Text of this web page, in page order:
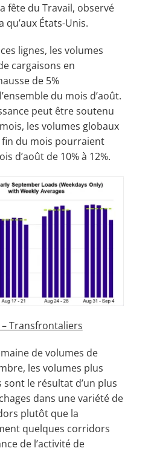
fête du Travail, observé
qu’aux États-Unis.
lignes, les volumes
cargaisons en
de 5%
du mois d’août.
peut être soutenu
les volumes globaux
fin du mois pourraient
d’août de 10% à 12%.
Transfrontaliers
de volumes de
les volumes plus
sont le résultat d’un plus
dans une variété de
plutôt que la
quelques corridors
de l’activité de